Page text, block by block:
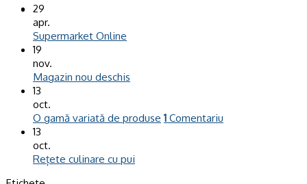
29
apr.
Supermarket Online
19
nov.
Magazin nou deschis
13
oct.
O gamă variată de produse 1 Comentariu
13
oct.
Rețete culinare cu pui